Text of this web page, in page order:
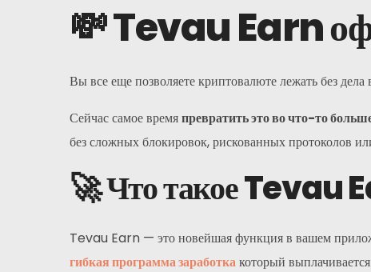
💸 Tevau Earn
Вы все еще позволяете криптовалюте лежать без
Сейчас самое времяпревратить это во что-то
без сложных блокировок, рискованных протоколов
🚀 Что такое Tevau
Tevau Earn — это новейшая функция в вашем
гибкая программа заработкакоторый выплачивается